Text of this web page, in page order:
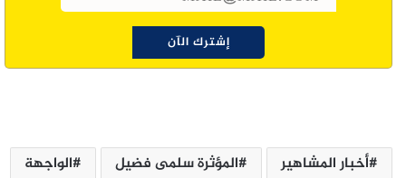
أخبار المشاهير المؤثرة سلمى فضيل
الواجهة